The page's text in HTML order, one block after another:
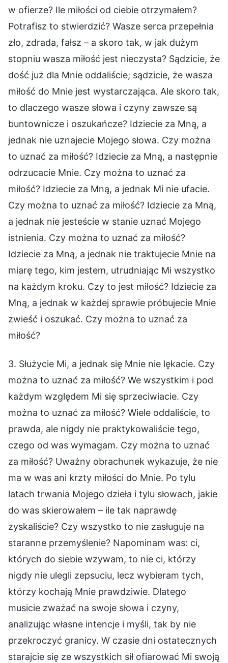
w ofierze? Ile miłości od ciebie otrzymałem?
Potrafisz to stwierdzić? Wasze serca przepełnia
zło, zdrada, fałsz – a skoro tak, w jak dużym
stopniu wasza miłość jest nieczysta? Sądzicie, że
dość już dla Mnie oddaliście; sądzicie, że wasza
miłość do Mnie jest wystarczająca. Ale skoro tak,
to dlaczego wasze słowa i czyny zawsze są
buntownicze i oszukańcze? Idziecie za Mną, a
jednak nie uznajecie Mojego słowa. Czy można
to uznać za miłość? Idziecie za Mną, a następnie
odrzucacie Mnie. Czy można to uznać za
miłość? Idziecie za Mną, a jednak Mi nie ufacie.
Czy można to uznać za miłość? Idziecie za Mną,
a jednak nie jesteście w stanie uznać Mojego
istnienia. Czy można to uznać za miłość?
Idziecie za Mną, a jednak nie traktujecie Mnie na
miarę tego, kim jestem, utrudniając Mi wszystko
na każdym kroku. Czy to jest miłość? Idziecie za
Mną, a jednak w każdej sprawie próbujecie Mnie
zwieść i oszukać. Czy można to uznać za
miłość?
3. Służycie Mi, a jednak się Mnie nie lękacie. Czy
można to uznać za miłość? We wszystkim i pod
każdym względem Mi się sprzeciwiacie. Czy
można to uznać za miłość? Wiele oddaliście, to
prawda, ale nigdy nie praktykowaliście tego,
czego od was wymagam. Czy można to uznać
za miłość? Uważny obrachunek wykazuje, że nie
ma w was ani krzty miłości do Mnie. Po tylu
latach trwania Mojego dzieła i tylu słowach, jakie
do was skierowałem – ile tak naprawdę
zyskaliście? Czy wszystko to nie zasługuje na
staranne przemyślenie? Napominam was: ci,
których do siebie wzywam, to nie ci, którzy
nigdy nie ulegli zepsuciu, lecz wybieram tych,
którzy kochają Mnie prawdziwie. Dlatego
musicie zważać na swoje słowa i czyny,
analizując własne intencje i myśli, tak by nie
przekroczyć granicy. W czasie dni ostatecznych
starajcie się ze wszystkich sił ofiarować Mi swoją